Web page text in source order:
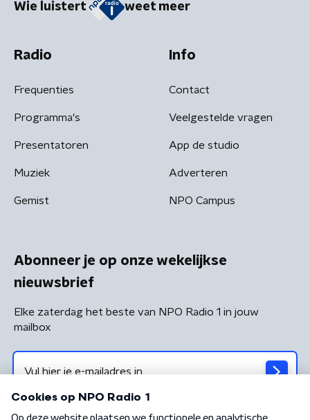
Wie luistert weet meer
Radio
Frequenties
Programma's
Presentatoren
Muziek
Gemist
Info
Contact
Veelgestelde vragen
App de studio
Adverteren
NPO Campus
Abonneer je op onze wekelijkse
nieuwsbrief
Elke zaterdag het beste van NPO Radio 1 in jouw
mailbox